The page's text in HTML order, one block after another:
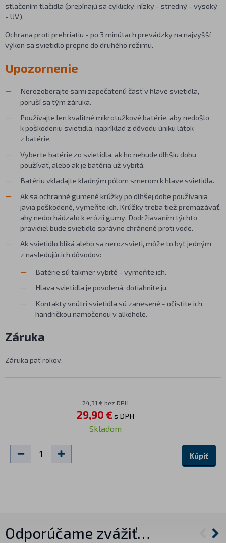
stlačením tlačidla (prepínajú sa cyklicky: nízky - stredný - vysoký
- UV).
Ochrana proti prehriatiu - po 3 minútach prevádzky na najvyšší
výkon sa svietidlo prepne do druhého režimu.
Upozornenie
Nerozoberajte sami zapečatenú časť v hlave svietidla,
poruší sa tým záruka.
Používajte len kvalitné mikrotužkové batérie, aby nedošlo
k poškodeniu svietidla, napríklad z dôvodu úniku látok
z batérie.
Vyberte batérie zo svietidla, ak ho nebude dlhšiu dobu
používať, alebo ak je batéria už vybitá.
Batériu vkladajte kladným pólom smerom k hlave svietidla.
Ak sa ochranné gumené krúžky po dlhšej dobe používania
javia poškodené, vymeňte ich. Krúžky treba tiež premazávať,
aby nedochádzalo k erózii gumy. Dodržiavaním týchto
pravidiel bude svietidlo správne chránené proti vode.
Ak svietidlo bliká alebo sa nerozsvieti, môže to byť jedným
z nasledujúcich dôvodov:
Batérie sú takmer vybité - vymeňte ich.
Hlava svietidla je povolená, dotiahnite ju.
Kontakty vnútri svietidla sú zanesené - očistite ich
handričkou namočenou v alkohole.
Záruka
Záruka päť rokov.
24,31 € bez DPH
29,90 €s DPH
Skladom
Kúpiť
Odporúčame zvážiť…